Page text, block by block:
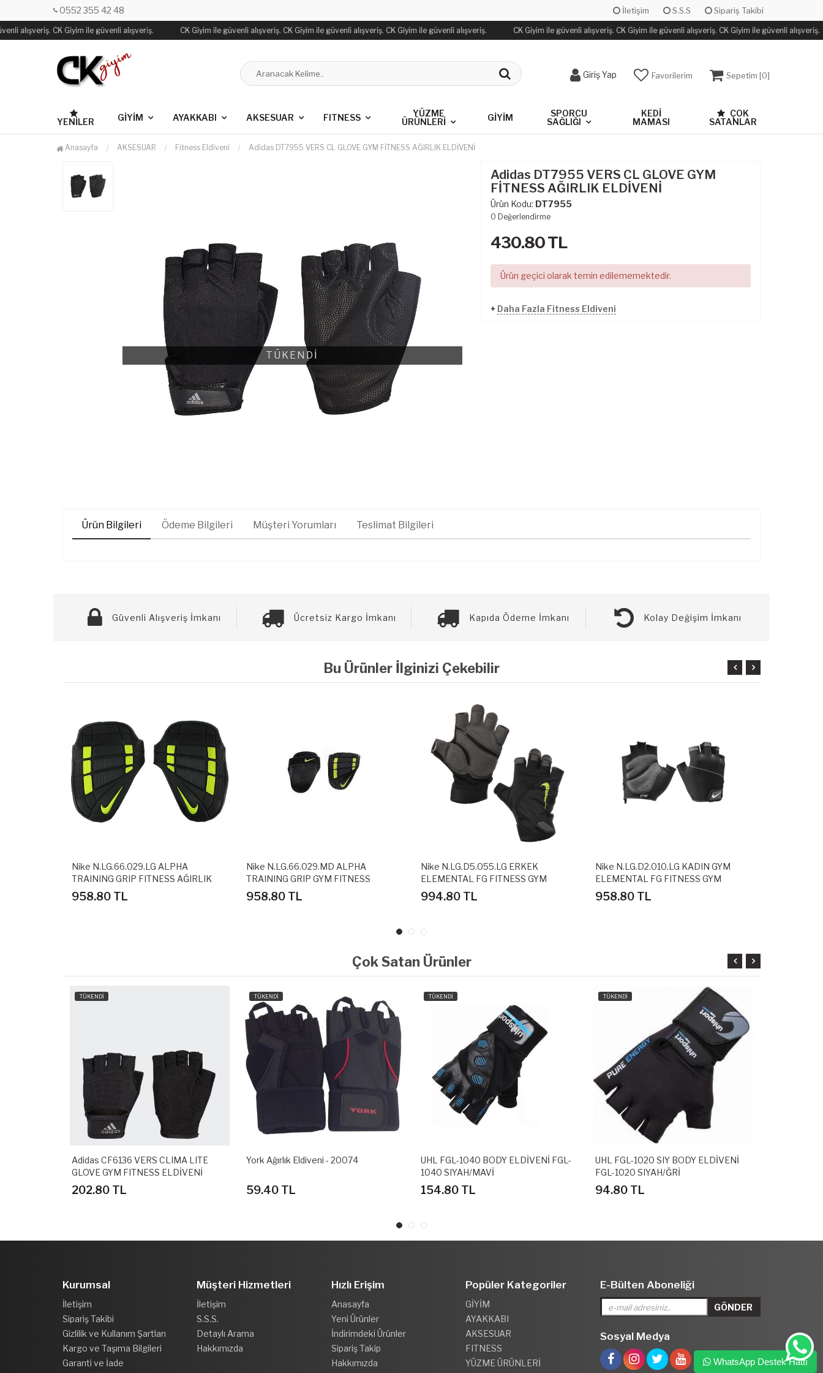
0552 355 42 48 İletişim S.S.S Sipariş Takibi
alışveriş. CK Giyim ile güvenli alışveriş. CK Giyim ile güvenli alışveriş. CK Giyim ile güvenli alışveriş. CK Giyim ile güvenli alışveriş. CK Giyim ile güvenli alışveriş. CK Giyim ile güvenli alışveriş. CK Giyim ile güvenli alışveriş.
Giriş Yap Favorilerim Sepetim [0]
YENILER GİYİM AYAKKABI AKSESUAR FITNESS
YÜZME
ÜRÜNLERİ
GİYİM
SPORCU
SAĞLIĞI
KEDİ
MAMASI
ÇOK
SATANLAR
Anasayfa AKSESUAR Fitness Eldiveni Adidas DT7955 VERS CL GLOVE GYM FİTNESS AĞIRLIK ELDİVENİ
TÜKENDİ
Adidas DT7955 VERS CL GLOVE GYM
FİTNESS AĞIRLIK ELDİVENİ
Ürün Kodu: DT7955
0 Değerlendirme
430.80TL
Ürün geçici olarak temin edilememektedir.
+ Daha Fazla Fitness Eldiveni
Ürün Bilgileri Ödeme Bilgileri Müşteri Yorumları Teslimat Bilgileri
Güvenli Alışveriş İmkanı Ücretsiz Kargo İmkanı Kapıda Ödeme İmkanı Kolay Değişim İmkanı
Bu Ürünler İlginizi Çekebilir
Nike N.LG.66.029.LG ALPHA
TRAINING GRIP FITNESS AĞIRLIK
ELDİVEN
958.80 TL
Nike N.LG.66.029.MD ALPHA
TRAINING GRIP GYM FITNESS
ELDİVENİ
958.80 TL
Nike N.LG.D5.055.LG ERKEK
ELEMENTAL FG FITNESS GYM
AĞIRLIK ELDİVENİ
994.80 TL
Nike N.LG.D2.010.LG KADIN GYM
ELEMENTAL FG FITNESS GYM
AĞIRLIK ELDİVENİ
958.80 TL
Çok Satan Ürünler
TÜKENDİ
Adidas CF6136 VERS CLIMA LITE
GLOVE GYM FITNESS ELDİVENİ
202.80 TL
TÜKENDİ
York Ağırlık Eldiveni - 20074
59.40 TL
TÜKENDİ
UHL FGL-1040 BODY ELDİVENİ FGL-
1040 SIYAH/MAVİ
154.80 TL
TÜKENDİ
UHL FGL-1020 SIY BODY ELDİVENİ
FGL-1020 SIYAH/ĞRİ
94.80 TL
Kurumsal
İletişim
Sipariş Takibi
Gizlilik ve Kullanım Şartları
Kargo ve Taşıma Bilgileri
Garanti ve İade
Müşteri Hizmetleri
İletişim
S.S.S.
Detaylı Arama
Hakkımızda
Hızlı Erişim
Anasayfa
Yeni Ürünler
İndirimdeki Ürünler
Sipariş Takip
Hakkımızda
Popüler Kategoriler
GİYİM
AYAKKABI
AKSESUAR
FITNESS
YÜZME ÜRÜNLERİ
E-Bülten Aboneliği
Sosyal Medya
WhatsApp Destek Hattı